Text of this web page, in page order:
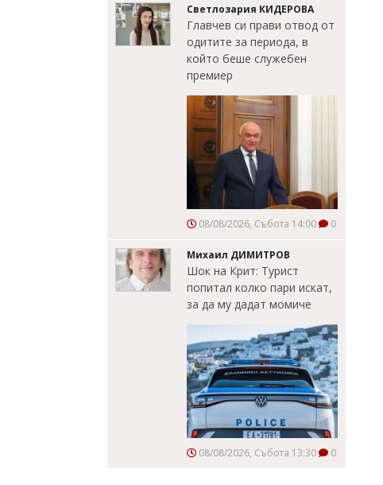
Светлозария КИДЕРОВА
Главчев си прави отвод от
одитите за периода, в
който беше служебен
премиер
08/08/2026, Събота 14:00 0
Михаил ДИМИТРОВ
Шок на Крит: Турист
попитал колко пари искат,
за да му дадат момиче
08/08/2026, Събота 13:30 0